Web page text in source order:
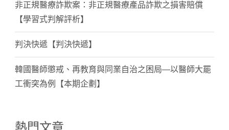
非正規醫療詐欺案：非正規醫療產品詐欺之損害賠償
【學習式判解評析】
判決快遞【判決快遞】
韓國醫師懲戒、再教育與同業自治之困局—以醫師大罷
工衝突為例【本期企劃】
熱門文章